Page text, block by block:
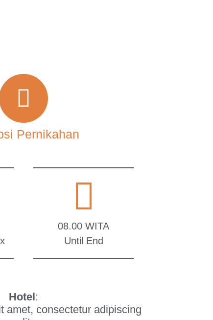
Pernikahan
08.00 WITA
Until End
Hotel:
amet, consectetur adipiscing